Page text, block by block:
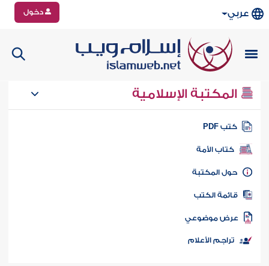
عربي دخول
المكتبة الإسلامية
كتب PDF
كتاب الأمة
المكتبة
الكتب
موضوعي